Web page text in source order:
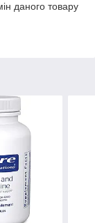
даного товару